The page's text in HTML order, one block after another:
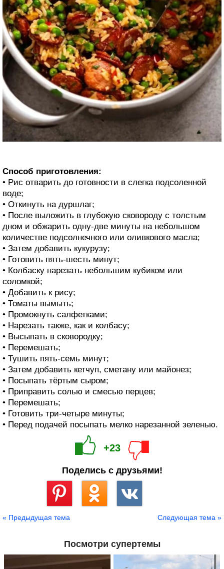
Способ приготовления:
• Рис отварить до готовности в слегка подсоленной
воде;
• Откинуть на дуршлаг;
• После выложить в глубокую сковороду с толстым
дном и обжарить одну-две минуты на небольшом
количестве подсолнечного или оливкового масла;
• Затем добавить кукурузу;
• Готовить пять-шесть минут;
• Колбаску нарезать небольшим кубиком или
соломкой;
• Добавить к рису;
• Томаты вымыть;
• Промокнуть салфетками;
• Нарезать также, как и колбасу;
• Высыпать в сковородку;
• Перемешать;
• Тушить пять-семь минут;
• Затем добавить кетчуп, сметану или майонез;
• Посыпать тёртым сыром;
• Приправить солью и смесью перцев;
• Перемешать;
• Готовить три-четыре минуты;
• Перед подачей посыпать мелко нарезанной зеленью.
+23
Поделись с друзьями!
« Предыдущая тема Следующая тема »
Посмотри супертемы